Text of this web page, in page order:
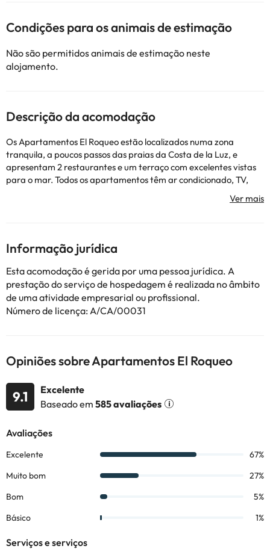
Condições para os animais de estimação
Não são permitidos animais de estimação neste
alojamento.
Descrição da acomodação
Os Apartamentos El Roqueo estão localizados numa zona
tranquila, a poucos passos das praias da Costa de la Luz, e
apresentam 2 restaurantes e um terraço com excelentes vistas
para o mar. Todos os apartamentos têm ar condicionado, TV,
kitchenette e casa de banho. Os restaurantes dos Apartamentos
El Roqueo servem pratos tradicionais confeccionados com
Alguns dos serviços detalhados podem ser pagos. Você pode
consultar as tarifas diretamente no estabelecimento. O
alojamento pode alterar a forma como oferece o seu serviço de
catering de acordo com as necessidades. Esta informação está
sujeita a alterações pelo alojamento.
por parte do alojamento. Se tiver alguma dúvida, contacte-nos.
Informação jurídica
Esta acomodação é gerida por uma pessoa jurídica. A
prestação do serviço de hospedagem é realizada no âmbito
de uma atividade empresarial ou profissional.
Número de licença: A/CA/00031
Opiniões sobre Apartamentos El Roqueo
9.1
Excelente
Baseado em 585 avaliações